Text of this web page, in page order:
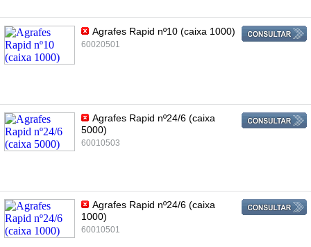
Agrafes Rapid nº10 (caixa 1000)
60020501
Agrafes Rapid nº24/6 (caixa
5000)
60010503
Agrafes Rapid nº24/6 (caixa
1000)
60010501